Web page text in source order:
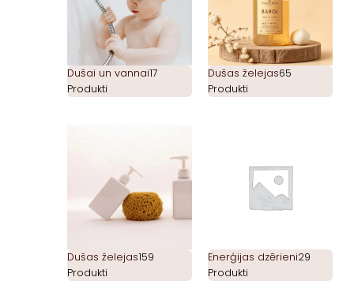
Dušai un vannai17
Produkti
Dušas želejas65
Produkti
Dušas želejas159
Produkti
Enerģijas dzērieni29
Produkti